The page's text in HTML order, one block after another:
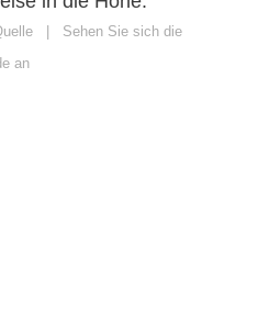
| Sehen Sie sich die
an